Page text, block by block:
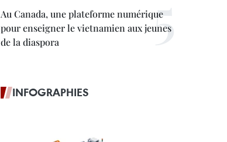
Au Canada, une plateforme numérique
pour enseigner le vietnamien aux jeunes
de la diaspora
INFOGRAPHIES